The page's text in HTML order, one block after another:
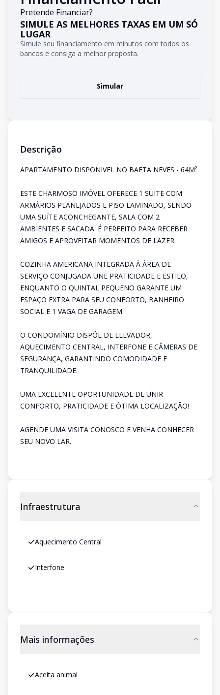
Pretende Financiar?
SIMULE AS MELHORES TAXAS EM UM SÓ
LUGAR
Simule seu financiamento em minutos com todos os
bancos e consiga a melhor proposta.
Simular
Descrição
APARTAMENTO DISPONIVEL NO BAETA NEVES - 64M².
ESTE CHARMOSO IMÓVEL OFERECE 1 SUITE COM
ARMÁRIOS PLANEJADOS E PISO LAMINADO, SENDO
UMA SUÍTE ACONCHEGANTE, SALA COM 2
AMBIENTES E SACADA. É PERFEITO PARA RECEBER
AMIGOS E APROVEITAR MOMENTOS DE LAZER.
COZINHA AMERICANA INTEGRADA À ÁREA DE
SERVIÇO CONJUGADA UNE PRATICIDADE E ESTILO,
ENQUANTO O QUINTAL PEQUENO GARANTE UM
ESPAÇO EXTRA PARA SEU CONFORTO, BANHEIRO
SOCIAL E 1 VAGA DE GARAGEM.
O CONDOMÍNIO DISPÕE DE ELEVADOR,
AQUECIMENTO CENTRAL, INTERFONE E CÂMERAS DE
SEGURANÇA, GARANTINDO COMODIDADE E
TRANQUILIDADE.
UMA EXCELENTE OPORTUNIDADE DE UNIR
CONFORTO, PRATICIDADE E ÓTIMA LOCALIZAÇÃO!
AGENDE UMA VISITA CONOSCO E VENHA CONHECER
SEU NOVO LAR.
Infraestrutura
Aquecimento Central
Interfone
Mais informações
Aceita animal